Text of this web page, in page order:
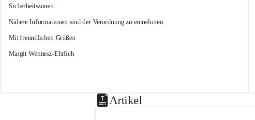
Sicherheitszonen.
Nähere Informationen sind der Verordnung zu entnehmen.
Mit freundlichen Grüßen
Margit Wennesz-Ehrlich
Artikel